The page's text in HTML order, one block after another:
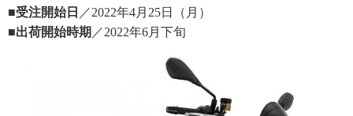
■受注開始日 ／2022年4月25日（月）
■出荷開始時期 ／2022年6月下旬